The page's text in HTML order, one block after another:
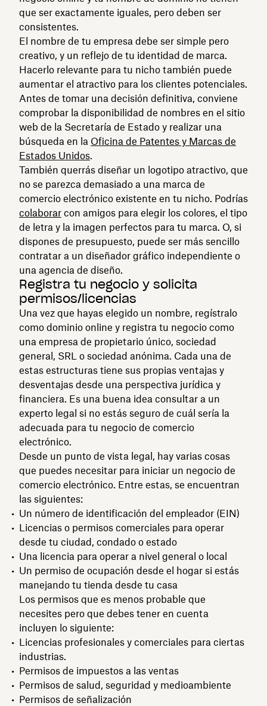
que ser exactamente iguales, pero deben ser
consistentes.
El nombre de tu empresa debe ser simple pero
creativo, y un reflejo de tu identidad de marca.
Hacerlo relevante para tu nicho también puede
aumentar el atractivo para los clientes potenciales.
Antes de tomar una decisión definitiva, conviene
comprobar la disponibilidad de nombres en el sitio
web de la Secretaría de Estado y realizar una
búsqueda en la Oficina de Patentes y Marcas de
Estados Unidos.
También querrás diseñar un logotipo atractivo, que
no se parezca demasiado a una marca de
comercio electrónico existente en tu nicho. Podrías
colaborar con amigos para elegir los colores, el tipo
de letra y la imagen perfectos para tu marca. O, si
dispones de presupuesto, puede ser más sencillo
contratar a un diseñador gráfico independiente o
una agencia de diseño.
Registra tu negocio y solicita
permisos/licencias
Una vez que hayas elegido un nombre, regístralo
como dominio online y registra tu negocio como
una empresa de propietario único, sociedad
general, SRL o sociedad anónima. Cada una de
estas estructuras tiene sus propias ventajas y
desventajas desde una perspectiva jurídica y
financiera. Es una buena idea consultar a un
experto legal si no estás seguro de cuál sería la
adecuada para tu negocio de comercio
electrónico.
Desde un punto de vista legal, hay varias cosas
que puedes necesitar para iniciar un negocio de
comercio electrónico. Entre estas, se encuentran
las siguientes:
Un número de identificación del empleador (EIN)
Licencias o permisos comerciales para operar
desde tu ciudad, condado o estado
Una licencia para operar a nivel general o local
Un permiso de ocupación desde el hogar si estás
manejando tu tienda desde tu casa
Los permisos que es menos probable que
necesites pero que debes tener en cuenta
incluyen lo siguiente:
Licencias profesionales y comerciales para ciertas
industrias.
Permisos de impuestos a las ventas
Permisos de salud, seguridad y medioambiente
Permisos de señalización